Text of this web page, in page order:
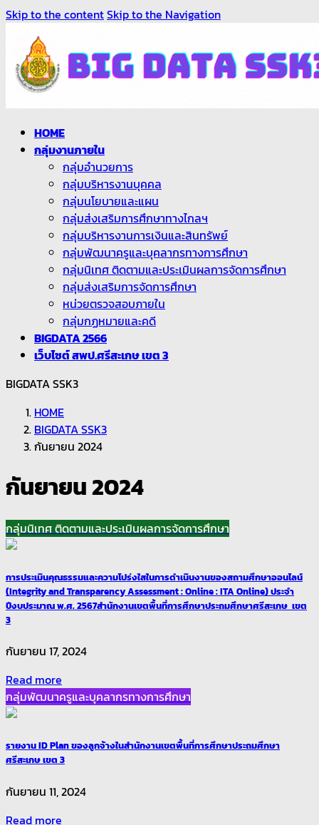
Skip to the contentSkip to the Navigation
HOME
กลุ่มงานภายใน
กลุ่มอำนวยการ
กลุ่มบริหารงานบุคคล
กลุ่มนโยบายและแผน
กลุ่มส่งเสริมการศึกษาทางไกลฯ
กลุ่มบริหารงานการเงินและสินทรัพย์
กลุ่มพัฒนาครูและบุคลากรทางการศึกษา
กลุ่มนิเทศ ติดตามและประเมินผลการจัดการศึกษา
กลุ่มส่งเสริมการจัดการศึกษา
หน่วยตรวจสอบภายใน
กลุ่มกฏหมายและคดี
BIGDATA 2566
เว็บไซต์ สพป.ศรีสะเกษ เขต 3
BIGDATA SSK3
HOME
BIGDATA SSK3
กันยายน 2024
กันยายน 2024
กลุ่มนิเทศ ติดตามและประเมินผลการจัดการศึกษา
การประเมินคุณธรรมและความโปร่งใสในการดำเนินงานของสถามศึกษาออนไลน์
(Integrity and Transparency Assessment : Online : ITA Online) ประจำ
ปีงบประมาณ พ.ศ. 2567สำนักงานเขตพื้นที่การศึกษาประถมศึกษาศรีสะเกษ เขต
3
กันยายน 17, 2024
Read more
กลุ่มพัฒนาครูและบุคลากรทางการศึกษา
รายงาน ID Plan ของลูกจ้างในสำนักงานเขตพื้นที่การศึกษาประถมศึกษา
ศรีสะเกษ เขต 3
กันยายน 11, 2024
Read more